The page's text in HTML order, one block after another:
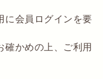
会員ログインを要
かめの上、ご利用